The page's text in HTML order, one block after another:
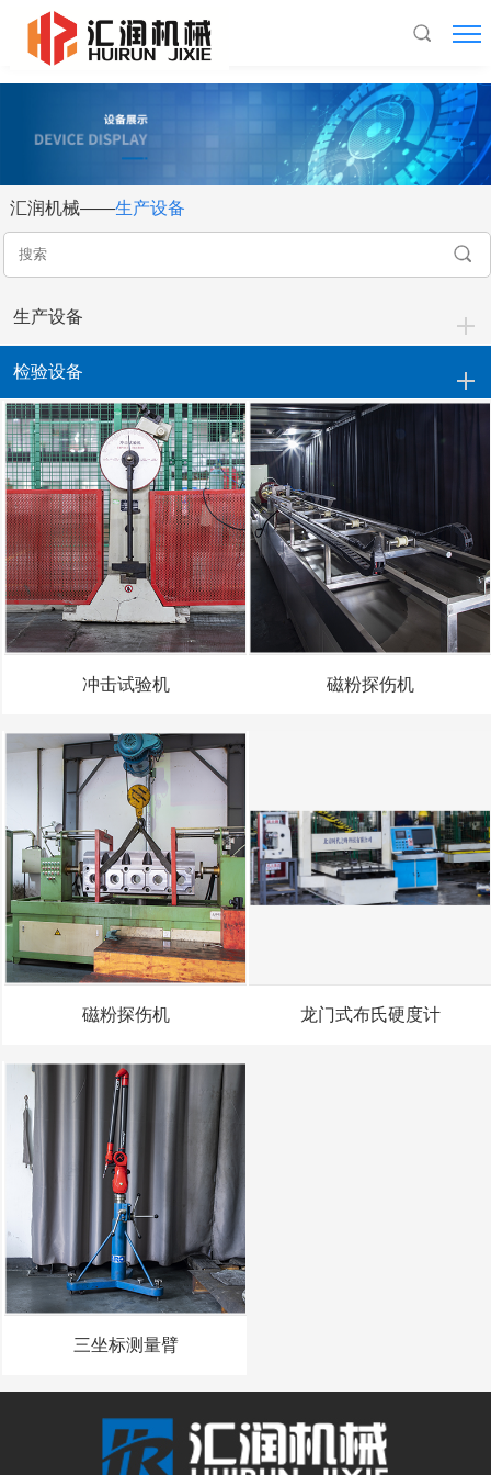
LEDONG.COM,乐动(中国)
汇润机械——生产设备
生产设备
检验设备
冲击试验机 磁粉探伤机
磁粉探伤机 龙门式布氏硬度计
三坐标测量臂